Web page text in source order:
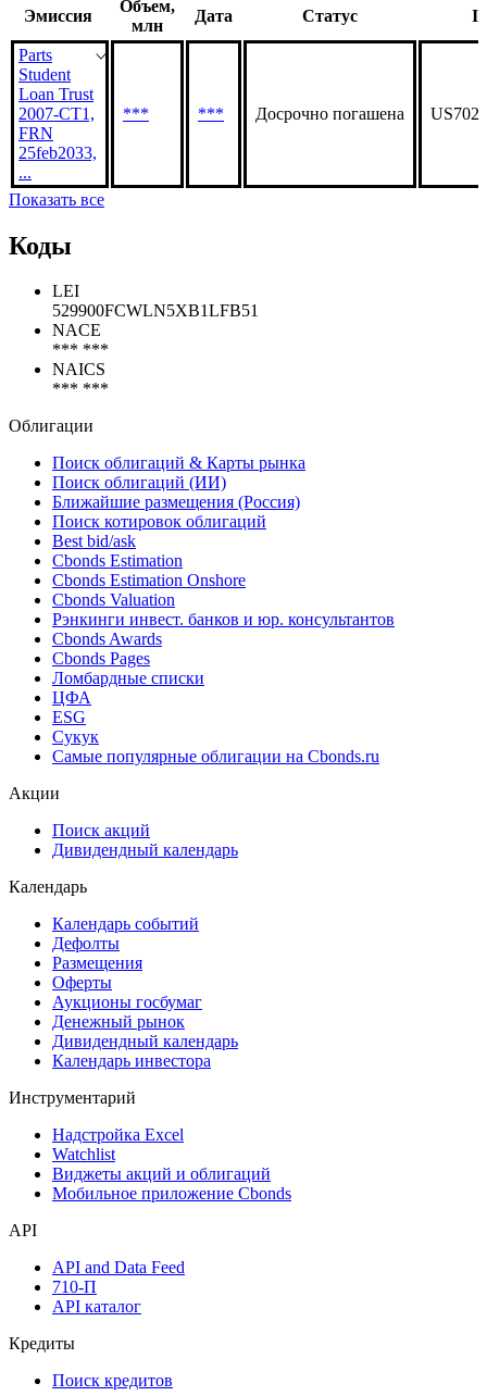
Эмиссия
Объем,
млн
Дата Статус
Parts
Student
Loan Trust
2007-CT1,
FRN
25feb2033,
...
*** *** Досрочно погашена
Показать все
Коды
LEI
529900FCWLN5XB1LFB51
NACE
*** ***
NAICS
*** ***
Облигации
Поиск облигаций & Карты рынка
Поиск облигаций (ИИ)
Ближайшие размещения (Россия)
Поиск котировок облигаций
Best bid/ask
Cbonds Estimation
Cbonds Estimation Onshore
Cbonds Valuation
Рэнкинги инвест. банков и юр. консультантов
Cbonds Awards
Cbonds Pages
Ломбардные списки
ЦФА
ESG
Сукук
Самые популярные облигации на Cbonds.ru
Акции
Поиск акций
Дивидендный календарь
Календарь
Календарь событий
Дефолты
Размещения
Оферты
Аукционы госбумаг
Денежный рынок
Дивидендный календарь
Календарь инвестора
Инструментарий
Надстройка Excel
Watchlist
Виджеты акций и облигаций
Мобильное приложение Cbonds
API
API and Data Feed
710-П
API каталог
Кредиты
Поиск кредитов